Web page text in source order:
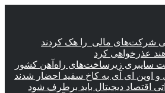
شرکت‌های مالی را هک کردند
عذرخواهی کرد
سایبری زیرساخت‌های راه‌آهن کشور
و اوپن ای آی به کاخ سفید احضار شدند
اقتصاد دیجیتال باید برطرف شود